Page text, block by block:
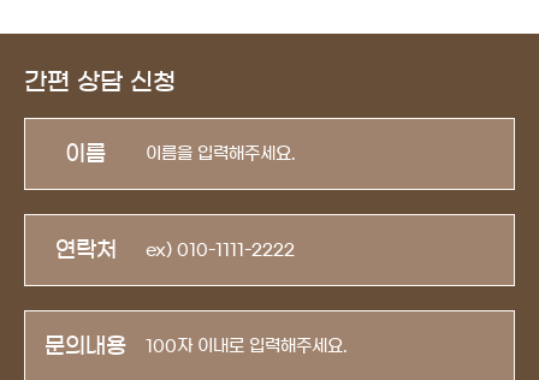
간편 상담 신청
이름
연락처
문의내용